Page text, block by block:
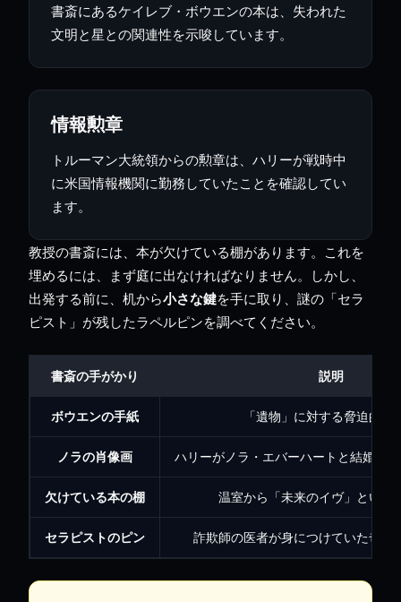
書斎にあるケイレブ・ボウエンの本は、失われた
文明と星との関連性を示唆しています。
情報勲章
トルーマン大統領からの勲章は、ハリーが戦時中
に米国情報機関に勤務していたことを確認してい
ます。
教授の書斎には、本が欠けている棚があります。これを
埋めるには、まず庭に出なければなりません。しかし、
出発する前に、机から小さな鍵を手に取り、謎の「セラ
ピスト」が残したラペルピンを調べてください。
書斎の手がかり 説明
ボウエンの手紙 「遺物」に対する脅迫的な
ノラの肖像画 ハリーがノラ・エバーハートと結婚し
欠けている本の棚 温室から「未来のイヴ」という
セラピストのピン 詐欺師の医者が身につけていた奇妙